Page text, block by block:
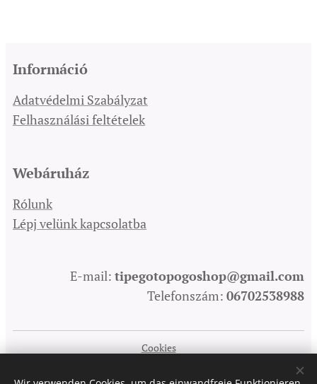
Információ
Adatvédelmi Szabályzat
Felhasználási feltételek
Webáruház
Rólunk
Lépj velünk kapcsolatba
E-mail: tipegotopogoshop@gmail.com
Telefonszám: 06702538988
Cookies
Sprachen